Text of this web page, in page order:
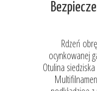
Rdzeń
ocynkowanej
Otulina